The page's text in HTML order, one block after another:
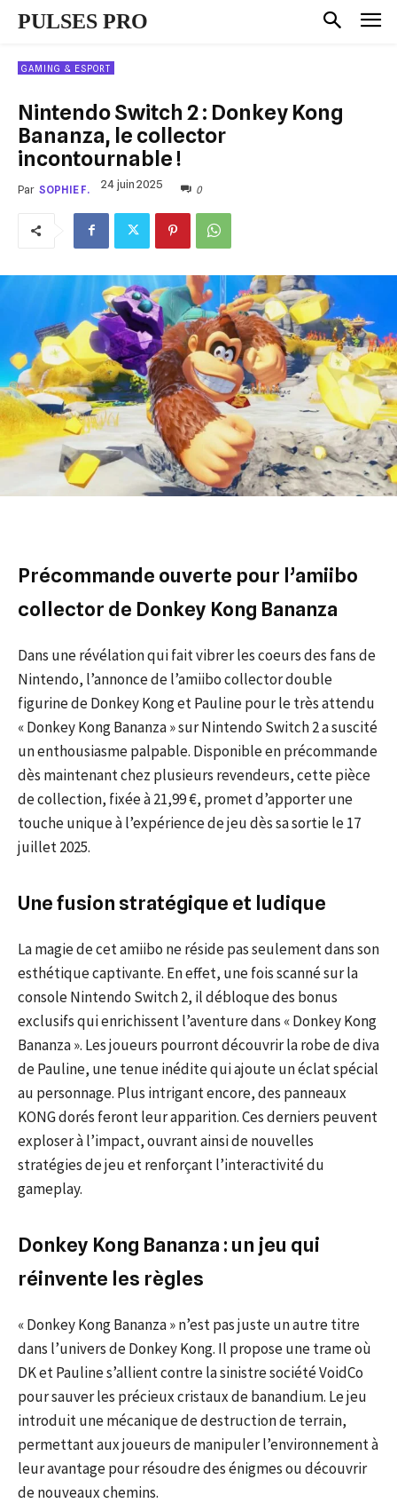
PULSES PRO
GAMING & ESPORT
Nintendo Switch 2 : Donkey Kong
Bananza, le collector
incontournable !
Par SOPHIE F. 24 juin 2025 0
Précommande ouverte pour l’amiibo
collector de Donkey Kong Bananza
Dans une révélation qui fait vibrer les coeurs des fans de
Nintendo, l’annonce de l’amiibo collector double
figurine de Donkey Kong et Pauline pour le très attendu
« Donkey Kong Bananza » sur Nintendo Switch 2 a suscité
un enthousiasme palpable. Disponible en précommande
dès maintenant chez plusieurs revendeurs, cette pièce
de collection, fixée à 21,99 €, promet d’apporter une
touche unique à l’expérience de jeu dès sa sortie le 17
juillet 2025.
Une fusion stratégique et ludique
La magie de cet amiibo ne réside pas seulement dans son
esthétique captivante. En effet, une fois scanné sur la
console Nintendo Switch 2, il débloque des bonus
exclusifs qui enrichissent l’aventure dans « Donkey Kong
Bananza ». Les joueurs pourront découvrir la robe de diva
de Pauline, une tenue inédite qui ajoute un éclat spécial
au personnage. Plus intrigant encore, des panneaux
KONG dorés feront leur apparition. Ces derniers peuvent
exploser à l’impact, ouvrant ainsi de nouvelles
stratégies de jeu et renforçant l’interactivité du
gameplay.
Donkey Kong Bananza : un jeu qui
réinvente les règles
« Donkey Kong Bananza » n’est pas juste un autre titre
dans l’univers de Donkey Kong. Il propose une trame où
DK et Pauline s’allient contre la sinistre société VoidCo
pour sauver les précieux cristaux de banandium. Le jeu
introduit une mécanique de destruction de terrain,
permettant aux joueurs de manipuler l’environnement à
leur avantage pour résoudre des énigmes ou découvrir
de nouveaux chemins.